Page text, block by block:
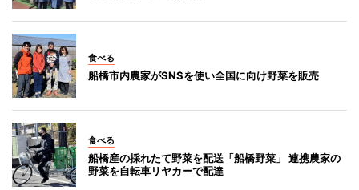
食べる
船橋市内農家がSNSを使い全国に向け野菜を販売
食べる
船橋産の採れたて野菜を配送「船橋野菜」 連携農家の
野菜を自転車リヤカーで配達